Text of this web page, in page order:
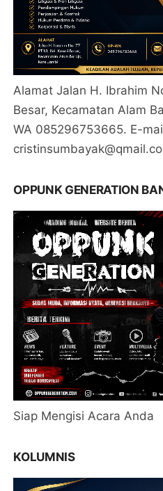
Alamat Jalan H. Ibrahim
Besar, Kecamatan Alam
WA 085296753665. E-
OPPUNK GENERATION
Siap Mengisi Acara Anda
KOLUMNIS